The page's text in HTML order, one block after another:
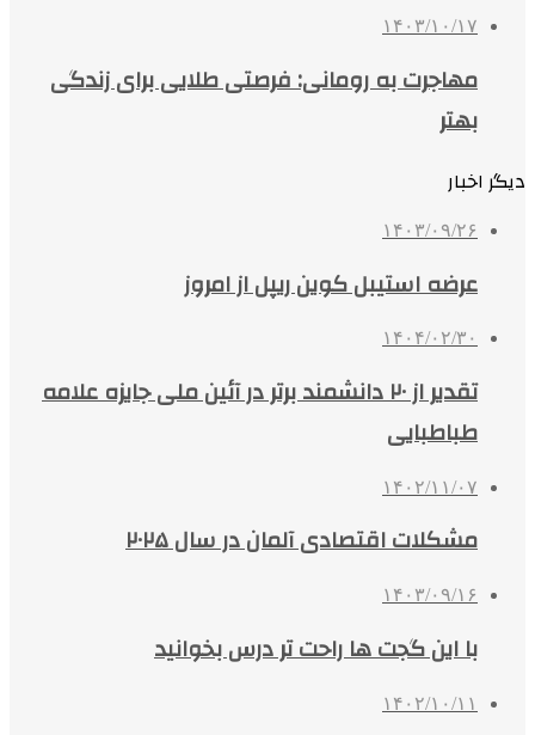
۱۴۰۳/۱۰/۱۷
مهاجرت به رومانی: فرصتی طلایی برای زندگی
بهتر
دیگر اخبار
۱۴۰۳/۰۹/۲۶
عرضه استیبل کوین ریپل از امروز
۱۴۰۴/۰۲/۳۰
تقدیر از ۲۰ دانشمند برتر در آئین ملی جایزه علامه
طباطبایی
۱۴۰۲/۱۱/۰۷
مشکلات اقتصادی آلمان در سال ۲۰۲۵
۱۴۰۳/۰۹/۱۶
با این گجت‌ ها راحت‌ تر درس بخوانید
۱۴۰۲/۱۰/۱۱